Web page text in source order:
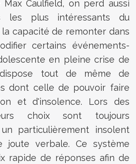
Caulfield, on perd aussi
les plus intéressants du
la capacité de remonter dans
certains événements-
en pleine crise de
tout de même de
dont celle de pouvoir faire
et d'insolence. Lors des
choix sont toujours
particulièrement insolent
joute verbale. Ce système
rapide de réponses afin de